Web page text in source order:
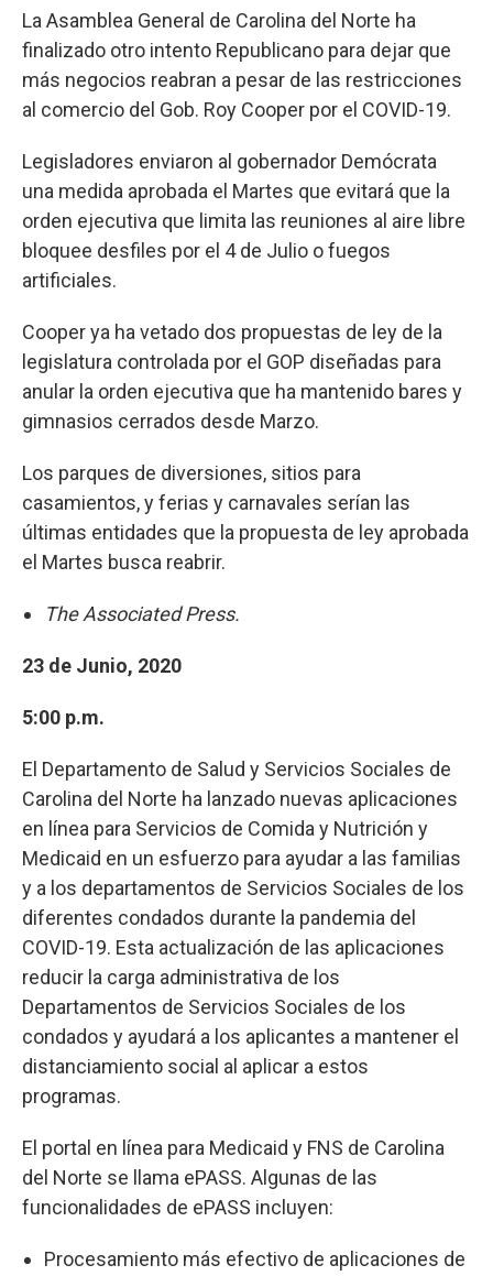
La Asamblea General de Carolina del Norte ha
finalizado otro intento Republicano para dejar que
más negocios reabran a pesar de las restricciones
al comercio del Gob. Roy Cooper por el COVID-19.
Legisladores enviaron al gobernador Demócrata
una medida aprobada el Martes que evitará que la
orden ejecutiva que limita las reuniones al aire libre
bloquee desfiles por el 4 de Julio o fuegos
artificiales.
Cooper ya ha vetado dos propuestas de ley de la
legislatura controlada por el GOP diseñadas para
anular la orden ejecutiva que ha mantenido bares y
gimnasios cerrados desde Marzo.
Los parques de diversiones, sitios para
casamientos, y ferias y carnavales serían las
últimas entidades que la propuesta de ley aprobada
el Martes busca reabrir.
The Associated Press.
23 de Junio, 2020
5:00 p.m.
El Departamento de Salud y Servicios Sociales de
Carolina del Norte ha lanzado nuevas aplicaciones
en línea para Servicios de Comida y Nutrición y
Medicaid en un esfuerzo para ayudar a las familias
y a los departamentos de Servicios Sociales de los
diferentes condados durante la pandemia del
COVID-19. Esta actualización de las aplicaciones
reducir la carga administrativa de los
Departamentos de Servicios Sociales de los
condados y ayudará a los aplicantes a mantener el
distanciamiento social al aplicar a estos
programas.
El portal en línea para Medicaid y FNS de Carolina
del Norte se llama ePASS. Algunas de las
funcionalidades de ePASS incluyen:
Procesamiento más efectivo de aplicaciones de